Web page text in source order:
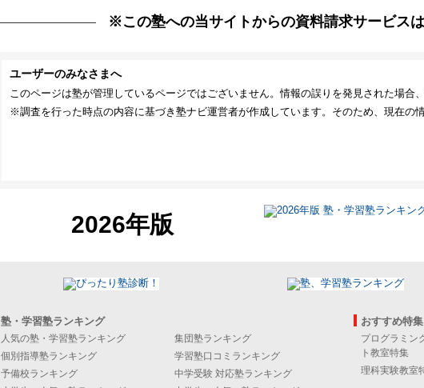
※この塾への当サイトからの資料請求サービス
ユーザーのみなさまへ
このページは塾が管理しているページではございません。情報の誤りを発見された場合
※調査を行った時点の内容に基づき塾ナビ運営者が作成しています。そのため、現在の
2026年版
塾・学習塾ランキング
人気の塾・学習塾ランキング
集団塾ランキング
個別指導塾ランキング
学習塾口コミランキング
予備校ランキング
中学受験 対応塾ランキング
おすすめ特集
プログラミン
ト教室特集
理科実験教室